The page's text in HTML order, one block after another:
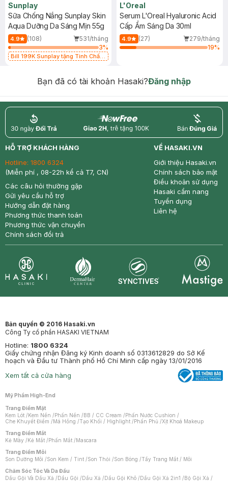
Sunplay
Sữa Chống Nắng Sunplay Skin
Aqua Dưỡng Da Sáng Mịn 55g
4.9 (108)
531/tháng
3%
Bill 199K Sunplay tặng Tinh Chất
L'Oreal
Serum L'Oreal Hyaluronic Acid
Cấp Ẩm Sáng Da 30ml
4.9 (27)
279/tháng
19%
Bạn đã có tài khoản Hasaki?Đăng nhập
return nowfree price
HỖ TRỢ KHÁCH HÀNG
Hotline: 1800 6324
(Miễn phí , 08-22h kể cả T7, CN)
Các câu hỏi thường gặp
Gửi yêu cầu hỗ trợ
Hướng dẫn đặt hàng
Phương thức thanh toán
Phương thức vận chuyển
Chính sách đổi trả
VỀ HASAKI.VN
Giới thiệu Hasaki.vn
Chính sách bảo mật
Điều khoản sử dụng
Hasaki cẩm nang
Tuyển dụng
Liên hệ
Bản quyền © 2016 Hasaki.vn
Công Ty cổ phần HASAKI VIETNAM
Hotline: 1800 6324
Giấy chứng nhận Đăng ký Kinh doanh số 0313612829 do Sở Kế
hoạch và Đầu tư Thành phố Hồ Chí Minh cấp ngày 13/01/2016
Xem tất cả cửa hàng
Mỹ Phẩm High-End
Trang Điểm Mặt
Kem Lót /Kem Nền /Phấn Nền /BB / CC Cream /Phấn Nước Cushion /
Che Khuyết Điểm /Má Hồng /Tạo Khối / Highlight /Phấn Phủ /Xịt Khoá Makeup
Trang Điểm Mắt
Kẻ Mày /Kẻ Mắt /Phấn Mắt /Mascara
Trang Điểm Môi
Son Dưỡng Môi /Son Kem / Tint /Son Thỏi /Son Bóng /Tẩy Trang Mắt / Môi
Chăm Sóc Tóc Và Da Đầu
Dầu Gội Và Dầu Xả /Dầu Gội /Dầu Xả /Dầu Gội Khô /Dầu Gội Xả 2in1 /Bộ Gội Xả /